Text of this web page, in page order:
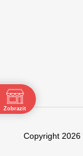
Copyright 2026
Zobrazit